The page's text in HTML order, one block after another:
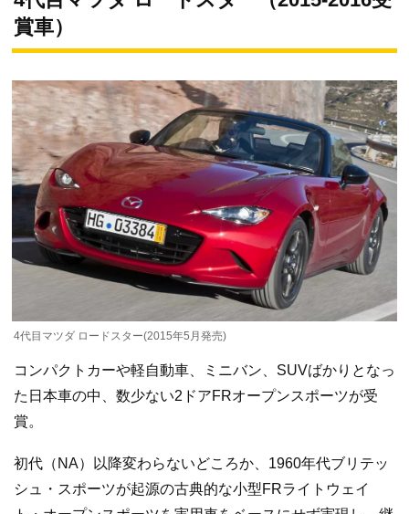
賞車）
4代目マツダ ロードスター(2015年5月発売)
コンパクトカーや軽自動車、ミニバン、SUVばかりとなっ
た日本車の中、数少ない2ドアFRオープンスポーツが受
賞。
初代（NA）以降変わらないどころか、1960年代ブリテッ
シュ・スポーツが起源の古典的な小型FRライトウェイ